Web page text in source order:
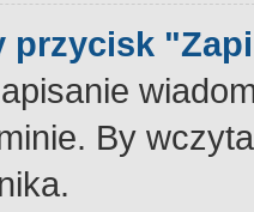
przycisk
By